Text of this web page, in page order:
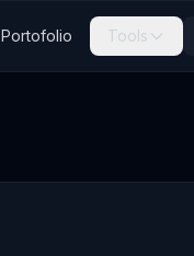
Portofolio Tools